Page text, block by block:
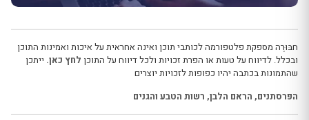
חבּוּרֶה מספקת פלטפורמה לכותבי תוכן ואינה אחראית על איכות ואמינות התוכן
ובכלל. לדיווח על טעות או הפרת זכויות ולכל דיווח על התוכן לחץ כאן. ייתכן
שהתמונות בכתבה יהיו כפופות לזכויות יוצרים
הפרסתנים, הראם הלבן, רשות הטבע והגנים